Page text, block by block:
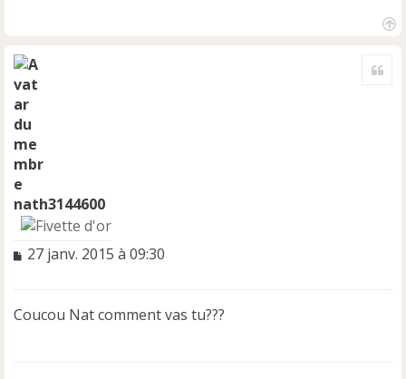
nath3144600
M
a
27 janv. 2015 à 09:30
Coucou Nat comment vas tu???